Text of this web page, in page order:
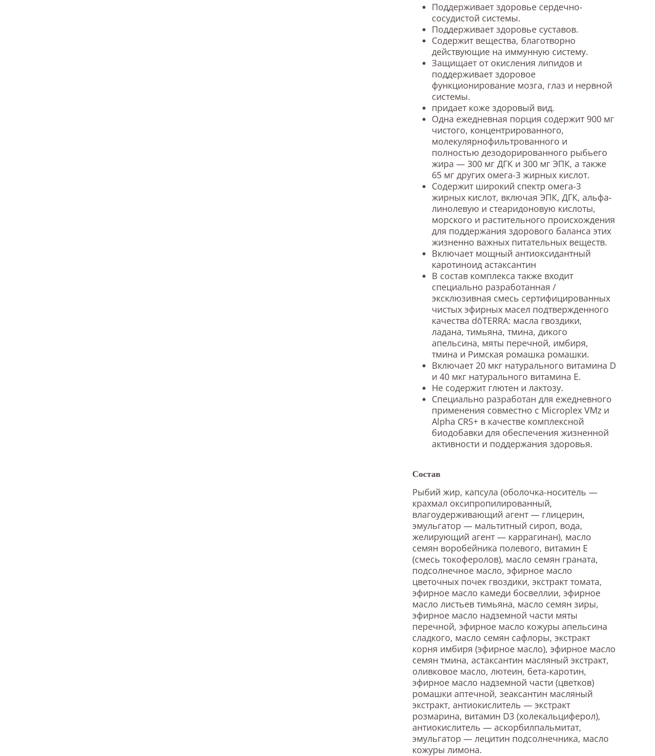
Поддерживает здоровье сердечно-
сосудистой системы.
Поддерживает здоровье суставов.
Содержит вещества, благотворно
действующие на иммунную систему.
Защищает от окисления липидов и
поддерживает здоровое
функционирование мозга, глаз и нервной
системы.
придает коже здоровый вид.
Одна ежедневная порция содержит 900 мг
чистого, концентрированного,
молекулярнофильтрованного и
полностью дезодорированного рыбьего
жира — 300 мг ДГК и 300 мг ЭПК, а также
65 мг других омега-3 жирных кислот.
Содержит широкий спектр омега-3
жирных кислот, включая ЭПК, ДГК, альфа-
линолевую и стеаридоновую кислоты,
морского и растительного происхождения
для поддержания здорового баланса этих
жизненно важных питательных веществ.
Включает мощный антиоксидантный
каротиноид астаксантин
В состав комплекса также входит
специально разработанная /
эксклюзивная смесь сертифицированных
чистых эфирных масел подтвержденного
качества dōTERRA: масла гвоздики,
ладана, тимьяна, тмина, дикого
апельсина, мяты перечной, имбиря,
тмина и Римская ромашка ромашки.
Включает 20 мкг натурального витамина D
и 40 мкг натурального витамина Е.
Не содержит глютен и лактозу.
Специально разработан для ежедневного
применения совместно с Microplex VMz и
Alpha CRS+ в качестве комплексной
биодобавки для обеспечения жизненной
активности и поддержания здоровья.
Состав
Рыбий жир, капсула (оболочка-носитель —
крахмал оксипропилированный,
влагоудерживающий агент — глицерин,
эмульгатор — мальтитный сироп, вода,
желирующий агент — каррагинан), масло
семян воробейника полевого, витамин E
(смесь токоферолов), масло семян граната,
подсолнечное масло, эфирное масло
цветочных почек гвоздики, экстракт томата,
эфирное масло камеди босвеллии, эфирное
масло листьев тимьяна, масло семян зиры,
эфирное масло надземной части мяты
перечной, эфирное масло кожуры апельсина
сладкого, масло семян сафлоры, экстракт
корня имбиря (эфирное масло), эфирное масло
семян тмина, астаксантин масляный экстракт,
оливковое масло, лютеин, бета-каротин,
эфирное масло надземной части (цветков)
ромашки аптечной, зеаксантин масляный
экстракт, антиокислитель — экстракт
розмарина, витамин D3 (холекальциферол),
антиокислитель — аскорбилпальмитат,
эмульгатор — лецитин подсолнечника, масло
кожуры лимона.